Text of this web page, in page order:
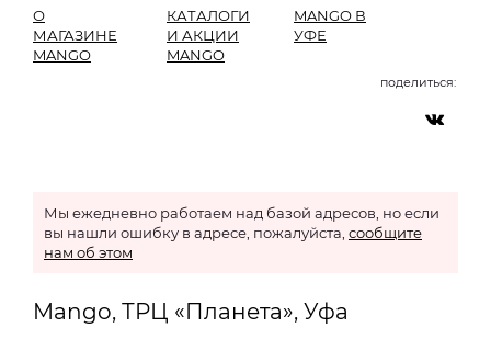
О
МАГАЗИНЕ
MANGO
КАТАЛОГИ
И АКЦИИ
MANGO
MANGO В
УФЕ
поделиться:
Мы ежедневно работаем над базой адресов, но если
вы нашли ошибку в адресе, пожалуйста, сообщите
нам об этом
Mango, ТРЦ «Планета», Уфа